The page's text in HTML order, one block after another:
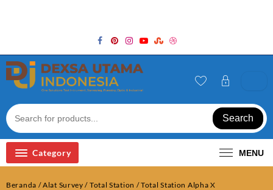
Search
Category MENU
Beranda /Alat Survey / Total Station / Total Station Alpha X